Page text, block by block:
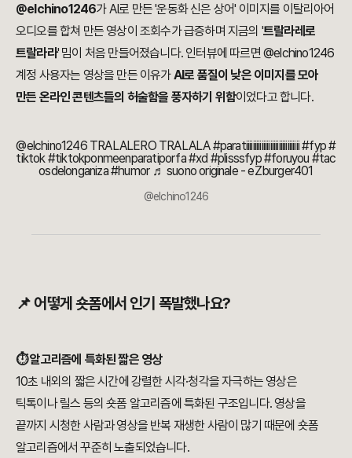
@elchino1246가 AI로 만든 '운동화 신은 상어' 이미지를 이탈리아어
오디오를 합쳐 만든 영상이 조회수가 급증하며 지금의 '트랄라레로
트랄라라' 밈이 처음 만들어졌습니다. 인터뷰에 따르면 @elchino1246
계정 사용자는 영상을 만든 이유가AI로 품질이 낮은 이미지를 모아
만든 온라인 콘텐츠들의 허술함을 풍자하기 위함이었다고 합니다.
@elchino1246TRALALERO TRALALA#paratiiiiiiiiiiiiiiiiiiiiiiiiiiiiiii#fyp#
tiktok#tiktokponmeenparatiporfa#xd #plisssfyp#foruyou #tac
osdelonganiza#humor ♬ suono originale - eZburger401
@elchino1246
📌 어떻게 숏폼에서 인기 폭발했나요?
⏱ 알고리즘에 특화된 짧은 영상
10초 내외의 짧은 시간에 강렬한 시각·청각을 자극하는 영상은
틱톡이나 릴스 등의 숏폼 알고리즘에 특화된 구조입니다. 영상을
끝까지 시청한 사람과 영상을 반복 재생한 사람이 많기 때문에 숏폼
알고리즘에서 꾸준히 노출되었습니다.